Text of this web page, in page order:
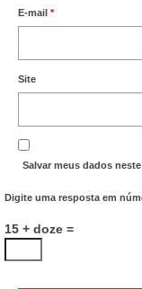
E-mail *
Site
Salvar meus dados
Digite uma resposta em
15 + doze =